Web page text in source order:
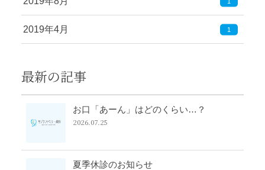
2019年4月 1
最新の記事
お口「あーん」はどのくらい…？
2026.07.25
夏季休診のお知らせ